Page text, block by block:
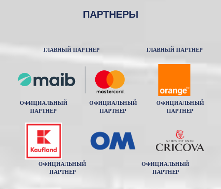
ПАРТНЕРЫ
ГЛАВНЫЙ ПАРТНЕР ГЛАВНЫЙ ПАРТНЕР
ОФИЦИАЛЬНЫЙ
ПАРТНЕР
ОФИЦИАЛЬНЫЙ
ПАРТНЕР
ОФИЦИАЛЬНЫЙ
ПАРТНЕР
ОФИЦИАЛЬНЫЙ
ПАРТНЕР
ОФИЦИАЛЬНЫЙ
ПАРТНЕР